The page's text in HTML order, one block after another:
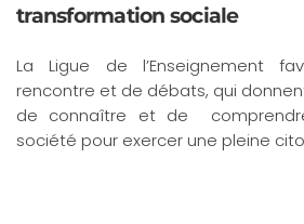
transformation sociale
La Ligue de l’Enseignement
rencontre et de débats, qui
de connaître et de
société pour exercer une pleine